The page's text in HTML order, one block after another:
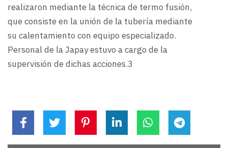
realizaron mediante la técnica de termo fusión,
que consiste en la unión de la tubería mediante
su calentamiento con equipo especializado.
Personal de la Japay estuvo a cargo de la
supervisión de dichas acciones.3